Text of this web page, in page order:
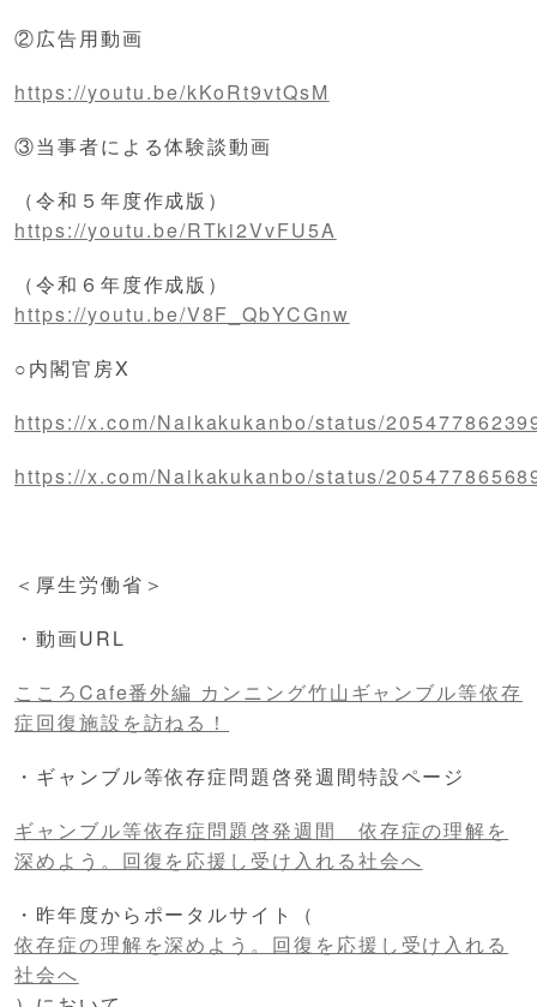
②広告用動画
https://youtu.be/kKoRt9vtQsM
③当事者による体験談動画
（令和５年度作成版）
https://youtu.be/RTki2VvFU5A
（令和６年度作成版）
https://youtu.be/V8F_QbYCGnw
○内閣官房X
https://x.com/Naikakukanbo/status/
https://x.com/Naikakukanbo/status/
＜厚生労働省＞
・動画URL
こころCafe番外編 カンニング竹山ギャンブル等依存
症回復施設を訪ねる！
・ギャンブル等依存症問題啓発週間特設ページ
ギャンブル等依存症問題啓発週間 依存症の理解を
深めよう。回復を応援し受け入れる社会へ
・昨年度からポータルサイト（
依存症の理解を深めよう。回復を応援し受け入れる
社会へ